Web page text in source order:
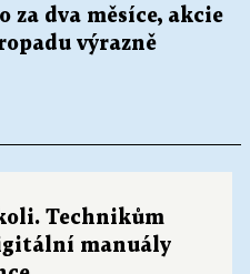
za dva měsíce, akcie
výrazně
Technikům
manuály